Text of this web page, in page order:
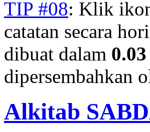
TIP #08: Klik
catatan secara
dibuat dalam 0.03
dipersembahkan
Alkitab